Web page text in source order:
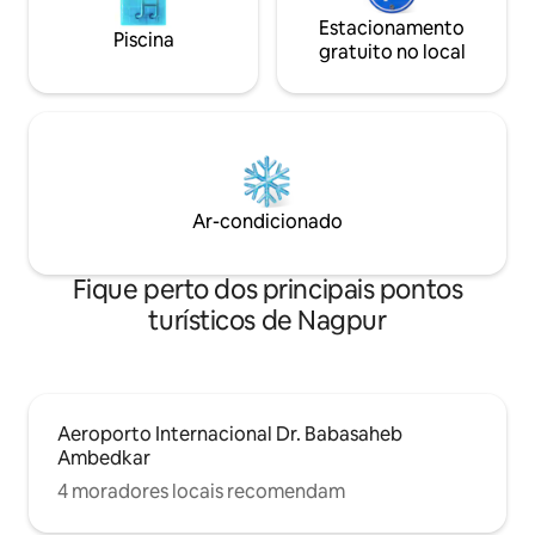
Piscina
Estacionamento
gratuito no local
Ar-condicionado
Fique perto dos principais pontos
turísticos de Nagpur
Aeroporto Internacional Dr. Babasaheb
Ambedkar
4 moradores locais recomendam